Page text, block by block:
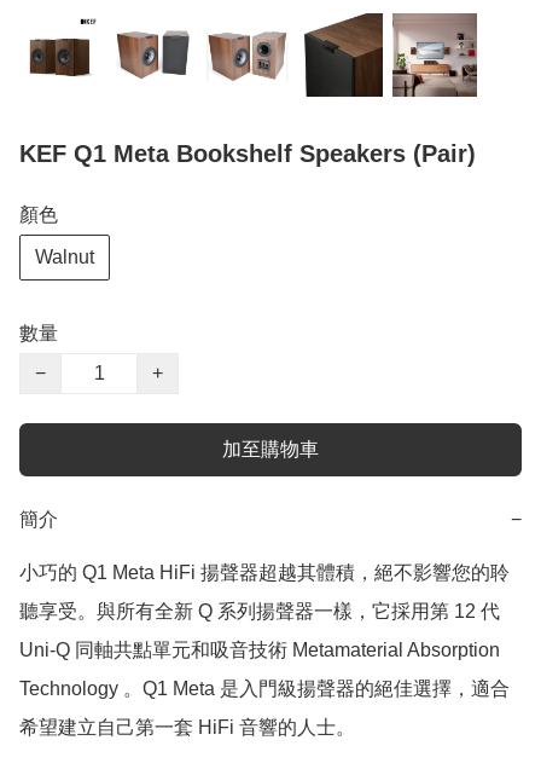
KEF Q1 Meta Bookshelf Speakers (Pair)
顏色
Walnut
數量
−
+
加至購物車
簡介 −
小巧的 Q1 Meta HiFi 揚聲器超越其體積，絕不影響您的聆
聽享受。與所有全新 Q 系列揚聲器一樣，它採用第 12 代
Uni-Q 同軸共點單元和吸音技術 Metamaterial Absorption
Technology 。Q1 Meta 是入門級揚聲器的絕佳選擇，適合
希望建立自己第一套 HiFi 音響的人士。